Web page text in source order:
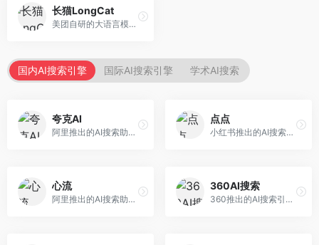
长猫LongCat
美团自研的大语言模型对话平台，专注于本地生活服务场景。面向美团生态用户，提供智能推荐、服务问答等功能，本地生活知识覆盖全面。
国内AI搜索引擎 国际AI搜索引擎 学术AI搜索
夸克AI
阿里推出的AI搜索助手，整合搜索与AI功能。面向年轻用户，提供智能搜索、文档处理、学习辅助等服务，与夸克生态深度整合。
点点
小红书推出的AI搜索应用，专注于生活方式内容搜索。面向小红书用户，提供生活攻略、消费决策、内容推荐等服务，生活方式内容丰富。
心流
阿里推出的AI搜索助手，专注于智能信息获取。面向普通用户，提供智能搜索、内容整理、知识问答等服务，与阿里生态深度整合。
360AI搜索
360推出的AI搜索引擎，专注于安全智能搜索。面向普通用户，提供智能问答、网页搜索、内容整理等服务，安全防护能力强。